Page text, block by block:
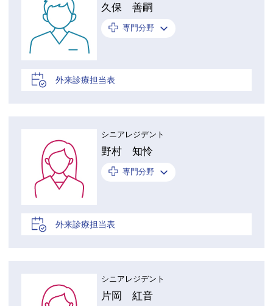
久保 善嗣
専門分野
外来診療担当表
シニアレジデント
野村 知怜
専門分野
外来診療担当表
シニアレジデント
片岡 紅音